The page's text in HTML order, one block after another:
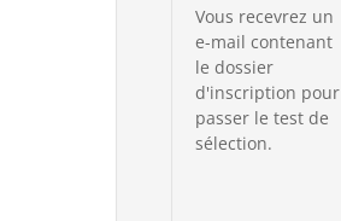
Vous recevrez un
e-mail contenant
le dossier
d'inscription pour
passer le test de
sélection.